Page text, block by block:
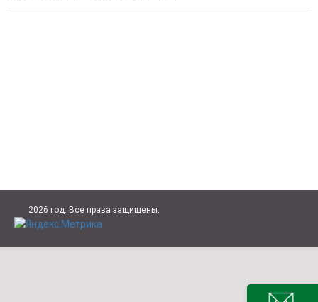
2026 год. Все права защищены.